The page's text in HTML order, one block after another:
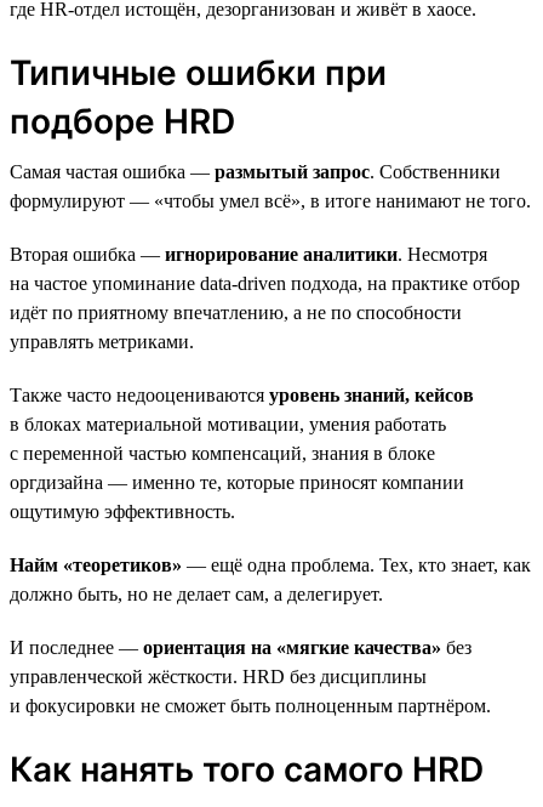
где HR-отдел истощён, дезорганизован и живёт в хаосе.
Типичные ошибки при
подборе HRD
Самая частая ошибка — размытый запрос. Собственники
формулируют — «чтобы умел всё», в итоге нанимают не того.
Вторая ошибка — игнорирование аналитики. Несмотря
на частое упоминание data-driven подхода, на практике отбор
идёт по приятному впечатлению, а не по способности
управлять метриками.
Также часто недооцениваются уровень знаний, кейсов
в блоках материальной мотивации, умения работать
с переменной частью компенсаций, знания в блоке
оргдизайна — именно те, которые приносят компании
ощутимую эффективность.
Найм «теоретиков» — ещё одна проблема. Тех, кто знает, как
должно быть, но не делает сам, а делегирует.
И последнее — ориентация на «мягкие качества» без
управленческой жёсткости. HRD без дисциплины
и фокусировки не сможет быть полноценным партнёром.
Как нанять того самого HRD